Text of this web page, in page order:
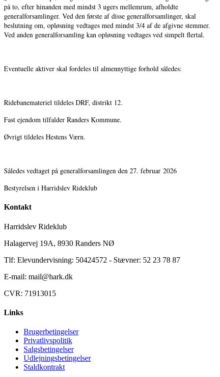
på to, efter hinanden med mindst 3 ugers mellemrum, afholdte
generalforsamlinger. Ved den første af disse generalforsamlinger, skal
beslutning om, opløsning vedtages med mindst 3/4 af de afgivne stemmer.
Ved anden generalforsamling kan opløsning vedtages ved simpelt flertal.
Eventuelle aktiver skal fordeles til almennyttige forhold således:
Ridebanemateriel tildeles DRF, distrikt 12.
Fast ejendom tilfalder Randers Kommune.
Øvrigt tildeles Hestens Værn.
Således vedtaget på generalforsamlingen den 27. februar 2026
Bestyrelsen i Harridslev Rideklub
Kontakt
Harridslev Rideklub
Halagervej 19A, 8930 Randers NØ
Tlf: Elevundervisning: 50424572 - Stævner: 52 23 78 87
E-mail: mail@hark.dk
CVR: 71913015
Links
Brugerbetingelser
Privatlivspolitik
Salgsbetingelser
Udlejningsbetingelser
Staldkontrakt